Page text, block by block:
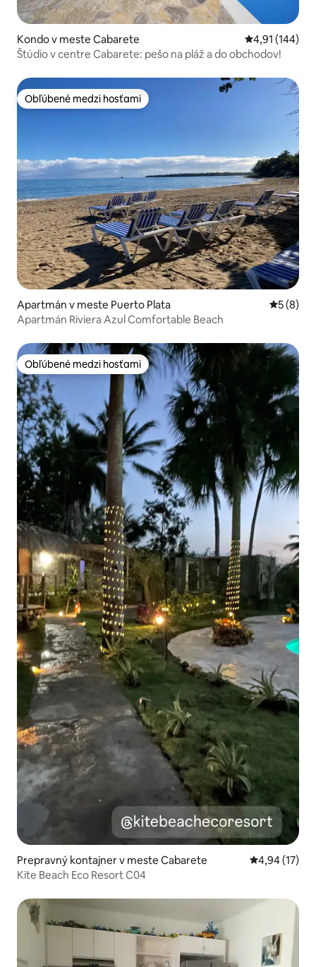
Kondo v meste Cabarete Priemerné
4,91 (144)
Štúdio v centre Cabarete: pešo na pláž a do obchodov!
Obľúbené medzi hosťami
Obľúbené medzi hosťami
Apartmán v meste Puerto Plata
5 (8)
Apartmán Riviera Azul Comfortable Beach
Obľúbené medzi hosťami
Obľúbené medzi hosťami
Prepravný kontajner v meste Cabarete Priemerné
4,94 (17)
Kite Beach Eco Resort C04